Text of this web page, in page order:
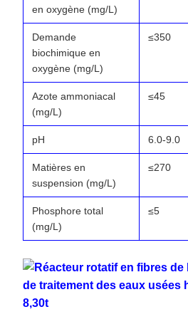
en oxygène (mg/L)
Demande
biochimique en
oxygène (mg/L)
≤350
Azote ammoniacal
(mg/L)
≤45
pH 6.0-9.0
Matières en
suspension (mg/L)
≤270
Phosphore total
(mg/L)
≤5